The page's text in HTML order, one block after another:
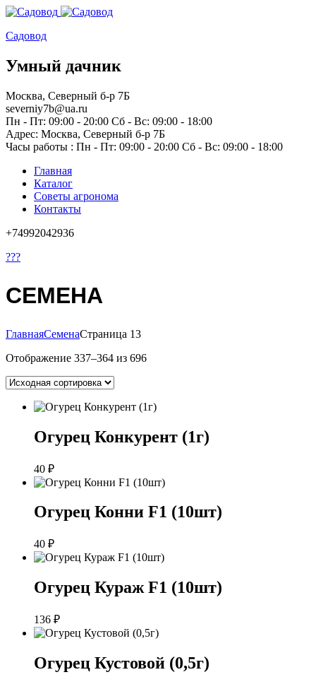
Садовод
Умный дачник
Москва, Северный б-р 7Б
severniy7b@ua.ru
Пн - Пт: 09:00 - 20:00 Сб - Вс: 09:00 - 18:00
Адрес: Москва, Северный б-р 7Б
Часы работы : Пн - Пт: 09:00 - 20:00 Сб - Вс: 09:00 - 18:00
Главная
Каталог
Советы агронома
Контакты
+74992042936
???
СЕМЕНА
ГлавнаяСеменаСтраница 13
Отображение 337–364 из 696
Огурец Конкурент (1г)
40 ₽
Огурец Конни F1 (10шт)
40 ₽
Огурец Кураж F1 (10шт)
136 ₽
Огурец Кустовой (0,5г)